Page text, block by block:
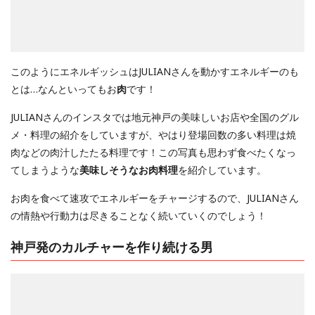
このようにエネルギッシュはJULIANさんを動かすエネルギーのも
とは…なんといってもお肉です！
JULIANさんのインスタでは地元神戸の美味しいお店や全国のグル
メ・料理の紹介をしていますが、やはり登場回数の多い料理は焼
肉などの肉汁したたる料理です！この写真も思わず食べたくなっ
てしまうような美味しそうなお肉料理を紹介しています。
お肉を食べて速攻でエネルギーをチャージするので、JULIANさん
の情熱や行動力は尽きることなく続いていくのでしょう！
神戸発のカルチャーを作り続ける男